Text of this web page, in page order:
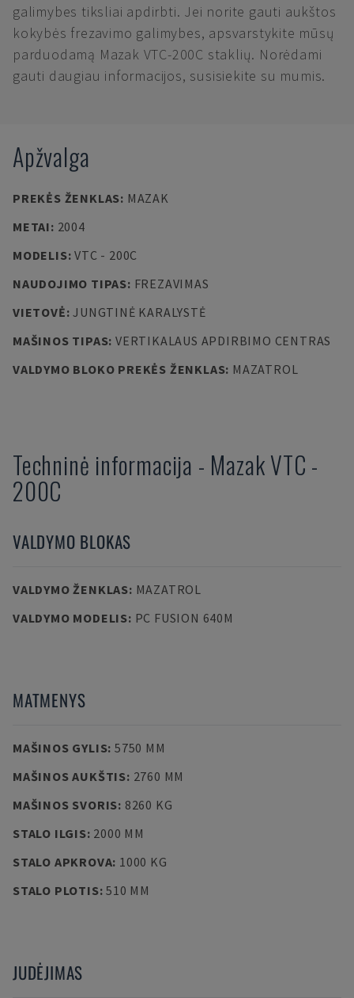
galimybes tiksliai apdirbti. Jei norite gauti aukštos
kokybės frezavimo galimybes, apsvarstykite mūsų
parduodamą Mazak VTC-200C staklių. Norėdami
gauti daugiau informacijos, susisiekite su mumis.
Apžvalga
PREKĖS ŽENKLAS: MAZAK
METAI: 2004
MODELIS:VTC - 200C
NAUDOJIMO TIPAS: FREZAVIMAS
VIETOVĖ:JUNGTINĖ KARALYSTĖ
MAŠINOS TIPAS: VERTIKALAUS APDIRBIMO CENTRAS
VALDYMO BLOKO PREKĖS ŽENKLAS: MAZATROL
Techninė informacija - MazakVTC -
200C
VALDYMO BLOKAS
VALDYMO ŽENKLAS: MAZATROL
VALDYMO MODELIS: PC FUSION 640M
MATMENYS
MAŠINOS GYLIS: 5750 MM
MAŠINOS AUKŠTIS: 2760 MM
MAŠINOS SVORIS: 8260 KG
STALO ILGIS: 2000 MM
STALO APKROVA: 1000 KG
STALO PLOTIS:510 MM
JUDĖJIMAS